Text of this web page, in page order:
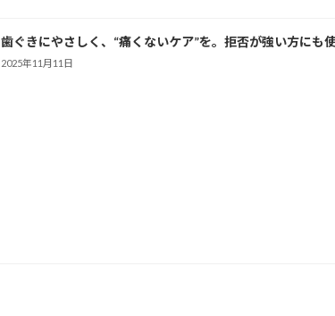
歯ぐきにやさしく、“痛くないケア”を。拒否が強い方にも
2025年11月11日